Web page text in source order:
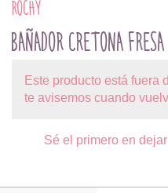
ROCHY
BAÑADOR CRETONA FRESA
Este producto está fuera
te avisemos cuando
Sé el primero en